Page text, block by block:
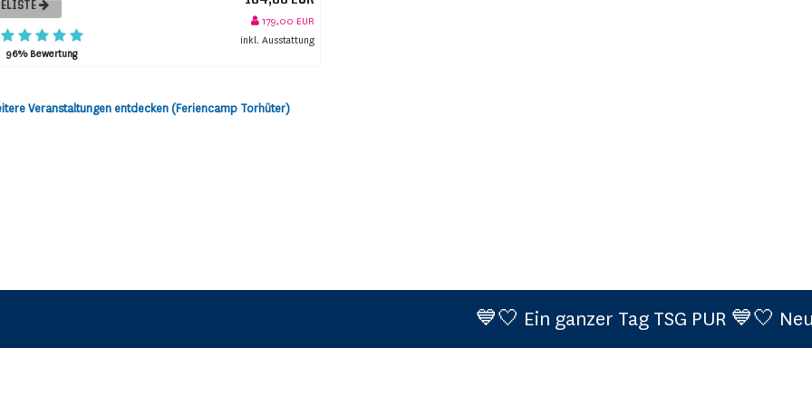
96% Bewertung
179,00 EUR
inkl. Ausstattung
Veranstaltungen entdecken (Feriencamp Torhüter)
💙🤍 Ein ganzer Tag TSG PUR 💙🤍 Neue